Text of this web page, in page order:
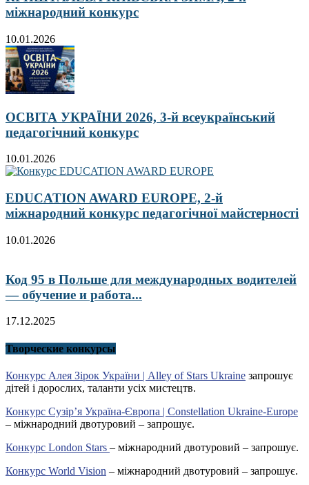
міжнародний конкурс
10.01.2026
ОСВІТА УКРАЇНИ 2026, 3-й всеукраїнський
педагогічний конкурс
10.01.2026
EDUCATION AWARD EUROPE, 2-й
міжнародний конкурс педагогічної майстерності
10.01.2026
Код 95 в Польше для международных водителей
— обучение и работа...
17.12.2025
Творческие конкурсы
Конкурс Алея Зірок України | Alley of Stars Ukraine запрошує
дітей і дорослих, таланти усіх мистецтв.
Конкурс Сузір’я Україна-Європа | Constellation Ukraine-Europe
– міжнародний двотуровий – запрошує.
Конкурс London Stars – міжнародний двотуровий – запрошує.
Конкурс World Vision – міжнародний двотуровий – запрошує.